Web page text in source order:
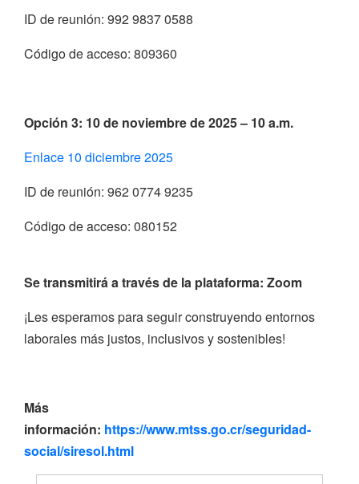
ID de reunión: 992 9837 0588
Código de acceso: 809360
Opción 3: 10 de noviembre de 2025 – 10 a.m.
Enlace 10 diciembre 2025
ID de reunión: 962 0774 9235
Código de acceso: 080152
Se transmitirá a través de la plataforma: Zoom
¡Les esperamos para seguir construyendo entornos
laborales más justos, inclusivos y sostenibles!
Más
información: https://www.mtss.go.cr/seguridad-
social/siresol.html